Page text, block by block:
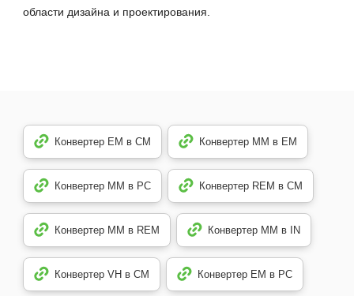
области дизайна и проектирования.
Конвертер EM в CM Конвертер MM в EM
Конвертер MM в PC Конвертер REM в CM
Конвертер MM в REM Конвертер MM в IN
Конвертер VH в CM Конвертер EM в PC